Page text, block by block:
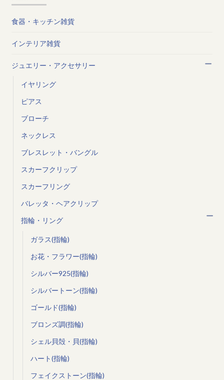
食器・キッチン雑貨
インテリア雑貨
ジュエリー・アクセサリー
イヤリング
ピアス
ブローチ
ネックレス
ブレスレット・バングル
スカーフクリップ
スカーフリング
バレッタ・ヘアクリップ
指輪・リング
ガラス(指輪)
お花・フラワー(指輪)
シルバー925(指輪)
シルバートーン(指輪)
ゴールド(指輪)
ブロンズ調(指輪)
シェル貝殻・貝(指輪)
ハート(指輪)
フェイクストーン(指輪)